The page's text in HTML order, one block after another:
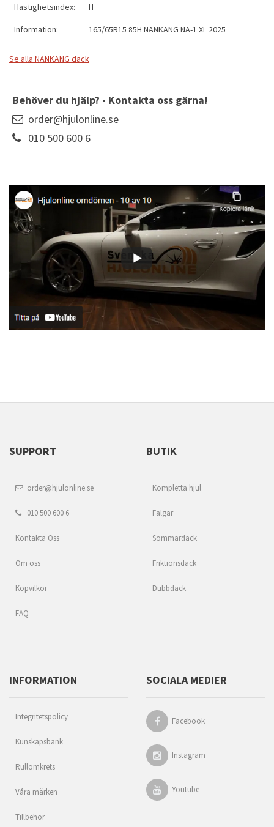
Hastighetsindex: H
Information: 165/65R15 85H NANKANG NA-1 XL 2025
Se alla NANKANG däck
Behöver du hjälp? - Kontakta oss gärna!
order@hjulonline.se
010 500 600 6
SUPPORT
order@hjulonline.se
010 500 600 6
Kontakta Oss
Om oss
Köpvilkor
FAQ
BUTIK
Kompletta hjul
Fälgar
Sommardäck
Friktionsdäck
Dubbdäck
INFORMATION
Integritetspolicy
Kunskapsbank
Rullomkrets
Våra märken
Tillbehör
SOCIALA MEDIER
Facebook
Instagram
Youtube